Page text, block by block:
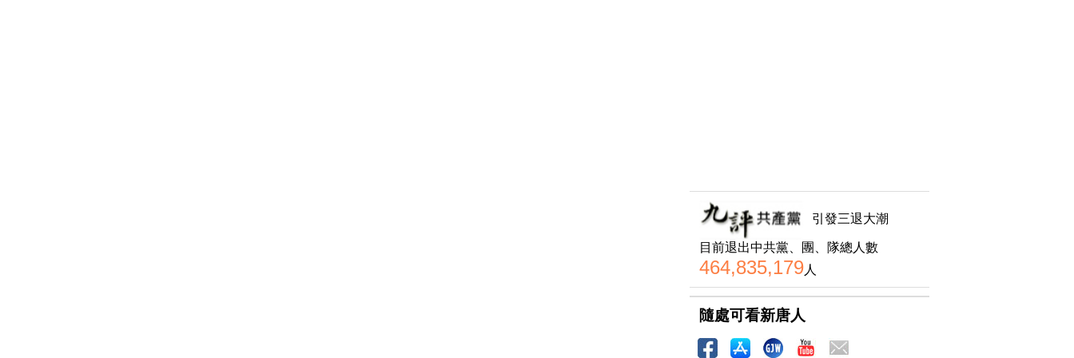
引發三退大潮
目前退出中共黨、團、隊總人數
464,835,179人
隨處可看新唐人